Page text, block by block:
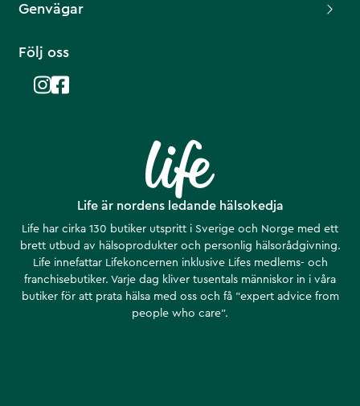
Life är nordens ledande hälsokedja
Life har cirka 130 butiker utspritt i Sverige och Norge med ett
brett utbud av hälsoprodukter och personlig hälsorådgivning.
Life innefattar Lifekoncernen inklusive Lifes medlems- och
franchisebutiker. Varje dag kliver tusentals människor in i våra
butiker för att prata hälsa med oss och få ”expert advice from
people who care”.
Genvägar
Följ oss